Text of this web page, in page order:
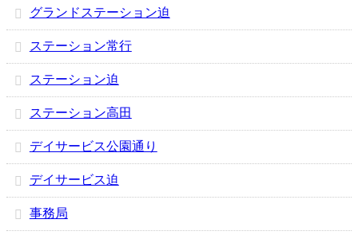
グランドステーション迫
ステーション常行
ステーション迫
ステーション高田
デイサービス公園通り
デイサービス迫
事務局